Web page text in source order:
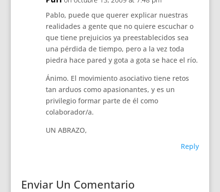
Pablo, puede que querer explicar nuestras
realidades a gente que no quiere escuchar o
que tiene prejuicios ya preestablecidos sea
una pérdida de tiempo, pero a la vez toda
piedra hace pared y gota a gota se hace el río.
Ánimo. El movimiento asociativo tiene retos
tan arduos como apasionantes, y es un
privilegio formar parte de él como
colaborador/a.
UN ABRAZO,
Reply
Enviar Un Comentario